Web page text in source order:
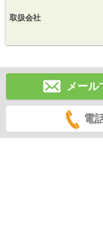
取扱会社
メール
電